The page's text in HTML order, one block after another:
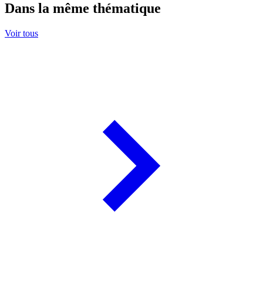
Dans la même thématique
Voir tous